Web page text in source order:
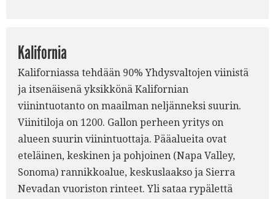
Kalifornia
Kaliforniassa tehdään 90% Yhdysvaltojen viinistä
ja itsenäisenä yksikkönä Kalifornian
viinintuotanto on maailman neljänneksi suurin.
Viinitiloja on 1200. Gallon perheen yritys on
alueen suurin viinintuottaja. Pääalueita ovat
eteläinen, keskinen ja pohjoinen (Napa Valley,
Sonoma) rannikkoalue, keskuslaakso ja Sierra
Nevadan vuoriston rinteet. Yli sataa rypälettä